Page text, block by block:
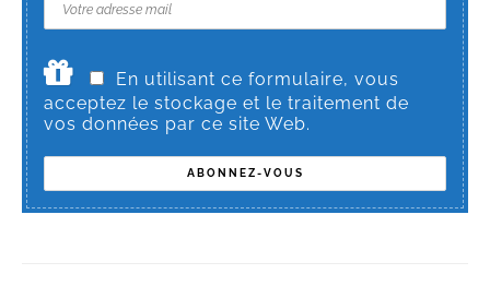
En utilisant ce formulaire, vous
acceptez le stockage et le traitement de
vos données par ce site Web.